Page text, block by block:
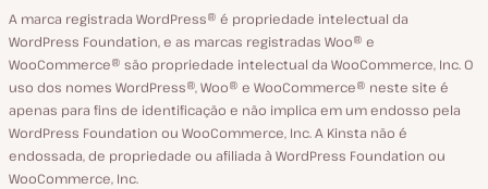
A marca registrada WordPress® é propriedade intelectual da
WordPress Foundation, e as marcas registradas Woo® e
WooCommerce® são propriedade intelectual da WooCommerce, Inc. O
uso dos nomes WordPress®, Woo® e WooCommerce® neste site é
apenas para fins de identificação e não implica em um endosso pela
WordPress Foundation ou WooCommerce, Inc. A Kinsta não é
endossada, de propriedade ou afiliada à WordPress Foundation ou
WooCommerce, Inc.